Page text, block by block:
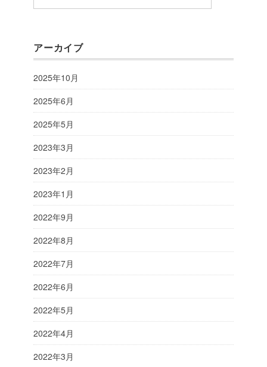
アーカイブ
2025年10月
2025年6月
2025年5月
2023年3月
2023年2月
2023年1月
2022年9月
2022年8月
2022年7月
2022年6月
2022年5月
2022年4月
2022年3月